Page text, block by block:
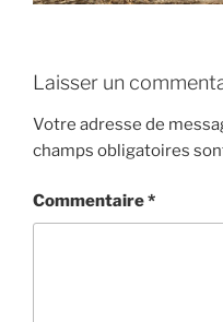
Laisser un
Votre adresse de
champs obligatoires
Commentaire*